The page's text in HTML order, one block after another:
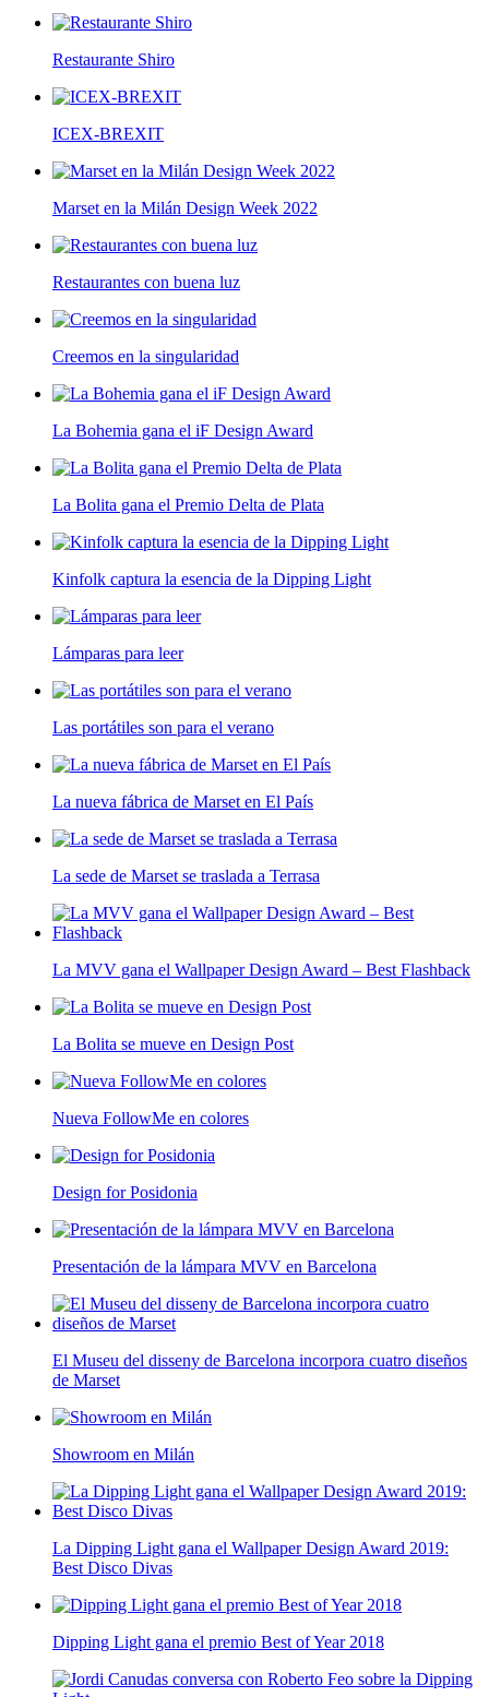
Restaurante Shiro
ICEX-BREXIT
Marset en la Milán Design Week 2022
Restaurantes con buena luz
Creemos en la singularidad
La Bohemia gana el iF Design Award
La Bolita gana el Premio Delta de Plata
Kinfolk captura la esencia de la Dipping Light
Lámparas para leer
Las portátiles son para el verano
La nueva fábrica de Marset en El País
La sede de Marset se traslada a Terrasa
La MVV gana el Wallpaper Design Award – Best Flashback
La Bolita se mueve en Design Post
Nueva FollowMe en colores
Design for Posidonia
Presentación de la lámpara MVV en Barcelona
El Museu del disseny de Barcelona incorpora cuatro diseños
de Marset
Showroom en Milán
La Dipping Light gana el Wallpaper Design Award 2019:
Best Disco Divas
Dipping Light gana el premio Best of Year 2018